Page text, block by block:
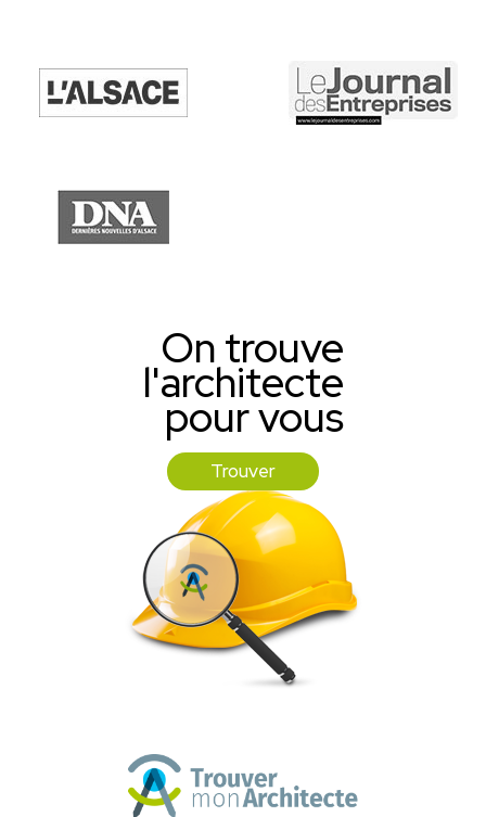
On trouve
l'architecte
pour vous
Trouver